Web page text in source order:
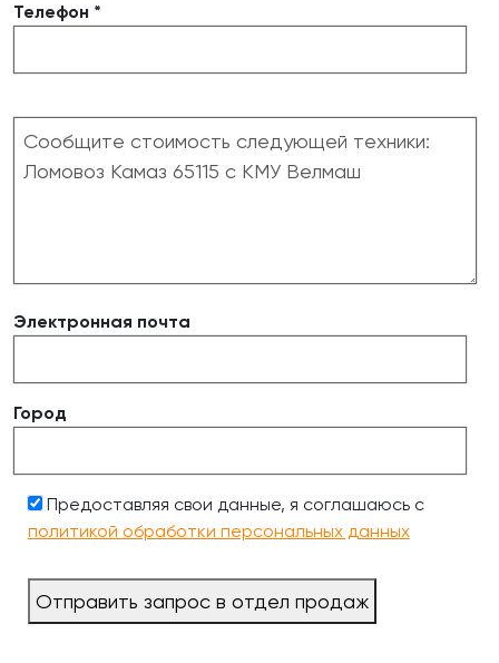
Телефон *
Электронная почта
Город
Предоставляя свои данные, я соглашаюсь с
политикой обработки персональных данных
Отправить запрос в отдел продаж